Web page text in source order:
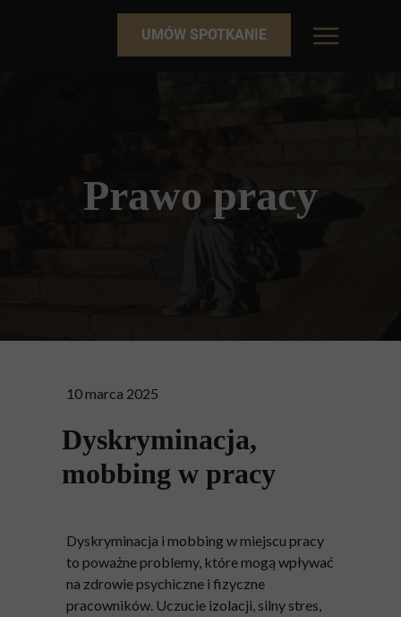
UMÓW SPOTKANIE
Prawo pracy
10 marca 2025
Dyskryminacja,
mobbing w pracy
Dyskryminacja i mobbing w miejscu pracy
to poważne problemy, które mogą wpływać
na zdrowie psychiczne i fizyczne
pracowników. Uczucie izolacji, silny stres,